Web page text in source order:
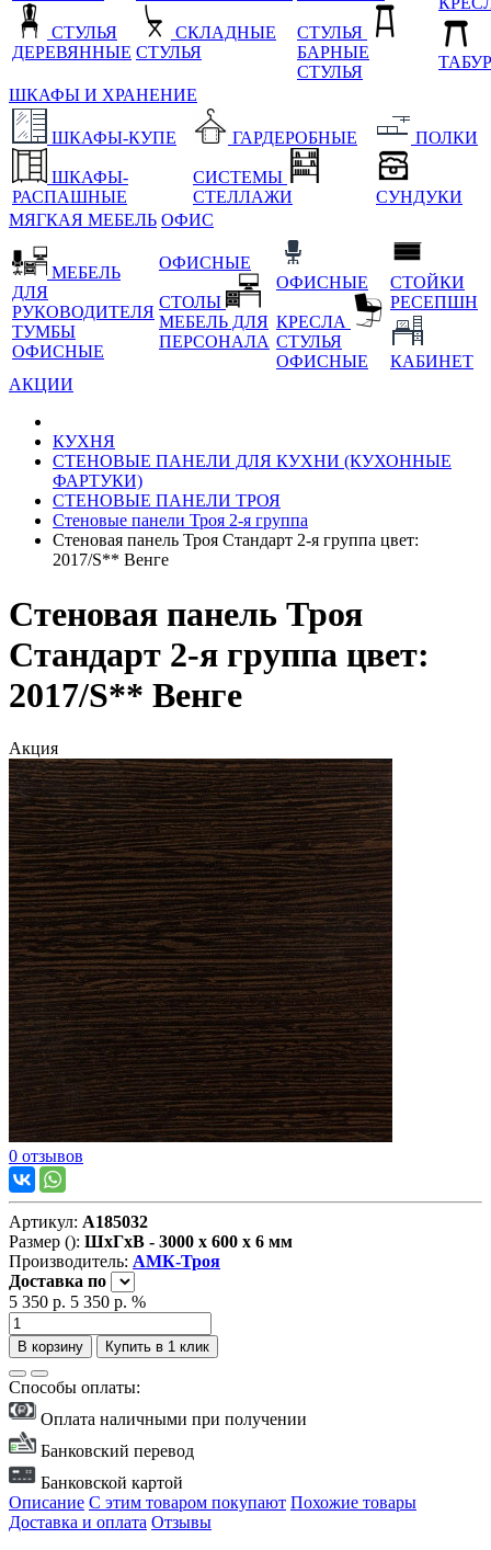
СТУЛЬЯ
ДЕРЕВЯННЫЕ
СКЛАДНЫЕ
СТУЛЬЯ
СТУЛЬЯ
БАРНЫЕ
СТУЛЬЯ
ШКАФЫ И ХРАНЕНИЕ
ШКАФЫ-КУПЕ
ШКАФЫ-
РАСПАШНЫЕ
ГАРДЕРОБНЫЕ
СИСТЕМЫ
СТЕЛЛАЖИ
ПОЛКИ
СУНДУКИ
МЯГКАЯ МЕБЕЛЬ ОФИС
МЕБЕЛЬ
ДЛЯ
РУКОВОДИТЕЛЯ
ТУМБЫ
ОФИСНЫЕ
ОФИСНЫЕ
СТОЛЫ
МЕБЕЛЬ ДЛЯ
ПЕРСОНАЛА
ОФИСНЫЕ
КРЕСЛА
СТУЛЬЯ
ОФИСНЫЕ
СТОЙКИ
РЕСЕПШН
КАБИНЕТ
АКЦИИ
КУХНЯ
СТЕНОВЫЕ ПАНЕЛИ ДЛЯ КУХНИ (КУХОННЫЕ
ФАРТУКИ)
СТЕНОВЫЕ ПАНЕЛИ ТРОЯ
Стеновые панели Троя 2-я группа
Стеновая панель Троя Стандарт 2-я группа цвет:
2017/S** Венге
Стеновая панель Троя
Стандарт 2-я группа цвет:
2017/S** Венге
Акция
0 отзывов
Артикул: А185032
Размер (): ШxГxВ - 3000 x 600 x 6 мм
Производитель: АМК-Троя
Доставка по
5 350 р. 5 350 р. %
В корзину Купить в 1 клик
Способы оплаты:
Оплата наличными при получении
Банковский перевод
Банковской картой
Описание С этим товаром покупают Похожие товары
Доставка и оплата Отзывы